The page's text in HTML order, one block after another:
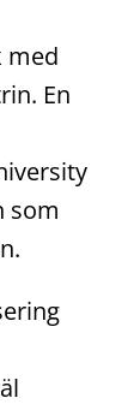
med
En
som